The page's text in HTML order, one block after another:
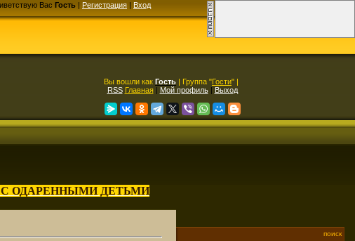
Вас Гость | Регистрация | Вход
Вы вошли как Гость | Группа "Гости" |
RSS Главная| Мой профиль| Выход
С ОДАРЕННЫМИ ДЕТЬМИ
поиск